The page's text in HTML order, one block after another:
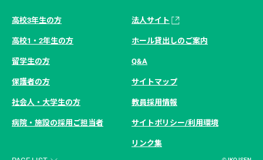
高校3年生の方
高校1・2年生の方
留学生の方
保護者の方
社会人・大学生の方
病院・施設の採用ご担当者
法人サイト
ホール貸出しのご案内
Q&A
サイトマップ
教員採用情報
サイトポリシー/利用環境
リンク集